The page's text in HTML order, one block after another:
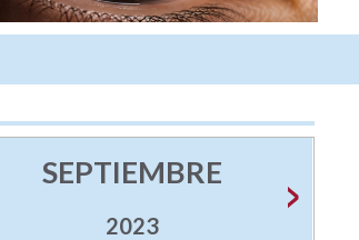
SEPTIEMBRE
2023